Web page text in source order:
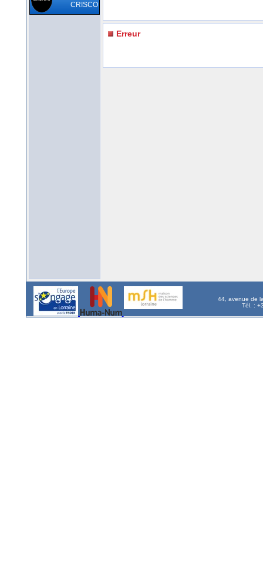
CRISCO
Erreur
44, avenue de
Tél. :